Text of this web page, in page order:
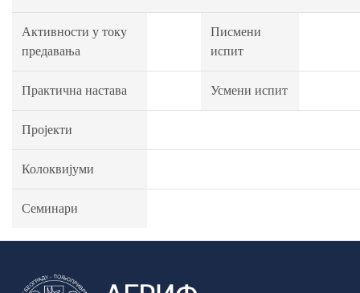
Активности у току
предавања
Писмени
испит
Практична настава Усмени испит
Пројекти
Колоквијуми
Семинари